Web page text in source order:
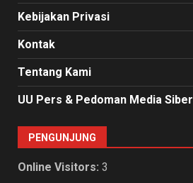
Kebijakan Privasi
Kontak
Tentang Kami
UU Pers & Pedoman Media Siber
PENGUNJUNG
Online Visitors: 3